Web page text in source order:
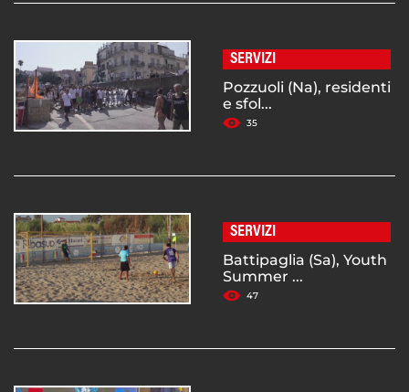
SERVIZI
Pozzuoli (Na), residenti
e sfol...
35
SERVIZI
Battipaglia (Sa), Youth
Summer ...
47